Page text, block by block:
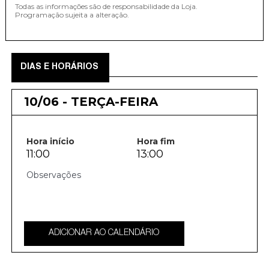
Todas as informações são de responsabilidade da Loja.
Programação sujeita a alteração.
DIAS E HORÁRIOS
10/06 - TERÇA-FEIRA
Hora início Hora fim
11:00 13:00
ADICIONAR AO CALENDÁRIO